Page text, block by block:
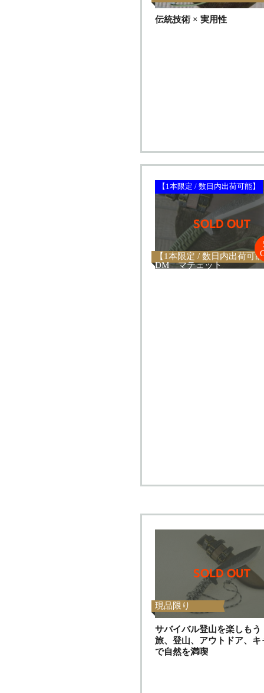
伝統技術 × 実用性
【1本限定 / 数日内出荷可能】
【1本限定 / 数日内出荷可
DM マテェット
現品限り
サバイバル登山を楽しも
旅、登山、アウトドア、キ
で自然を満喫